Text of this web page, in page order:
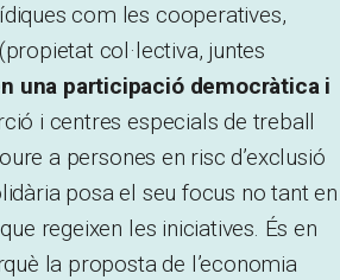
com les cooperatives,
col·lectiva, juntes
una participació democràtica i
i centres especials de treball
a persones en risc d’exclusió
posa el seu focus no tant en
regeixen les iniciatives. És en
la proposta de l’economia